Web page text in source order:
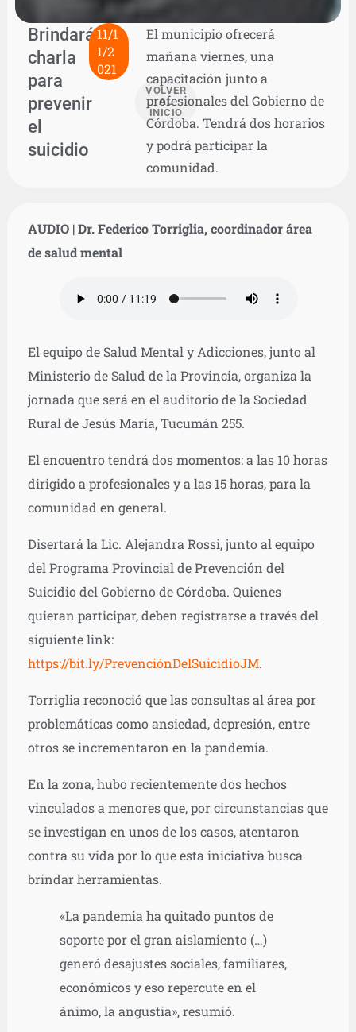
Brindarán
charla
para
prevenir
el
suicidio
11/1
1/2
021
VOLVER
AL
INICIO
El municipio ofrecerá
mañana viernes, una
capacitación junto a
profesionales del Gobierno de
Córdoba. Tendrá dos horarios
y podrá participar la
comunidad.
AUDIO | Dr. Federico Torriglia, coordinador área
de salud mental
El equipo de Salud Mental y Adicciones, junto al
Ministerio de Salud de la Provincia, organiza la
jornada que será en el auditorio de la Sociedad
Rural de Jesús María, Tucumán 255.
El encuentro tendrá dos momentos: a las 10 horas
dirigido a profesionales y a las 15 horas, para la
comunidad en general.
Disertará la Lic. Alejandra Rossi, junto al equipo
del Programa Provincial de Prevención del
Suicidio del Gobierno de Córdoba. Quienes
quieran participar, deben registrarse a través del
siguiente link:
https://bit.ly/PrevenciónDelSuicidioJM.
Torriglia reconoció que las consultas al área por
problemáticas como ansiedad, depresión, entre
otros se incrementaron en la pandemia.
En la zona, hubo recientemente dos hechos
vinculados a menores que, por circunstancias que
se investigan en unos de los casos, atentaron
contra su vida por lo que esta iniciativa busca
brindar herramientas.
«La pandemia ha quitado puntos de
soporte por el gran aislamiento (…)
generó desajustes sociales, familiares,
económicos y eso repercute en el
ánimo, la angustia», resumió.